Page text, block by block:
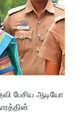
பேசிய ஆடியோ